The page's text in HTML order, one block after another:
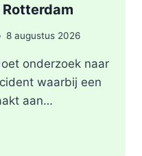
8 augustus 2026
onderzoek naar
waarbij een
aan…